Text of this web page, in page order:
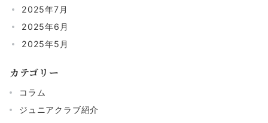
2025年7月
2025年6月
2025年5月
カテゴリー
コラム
ジュニアクラブ紹介